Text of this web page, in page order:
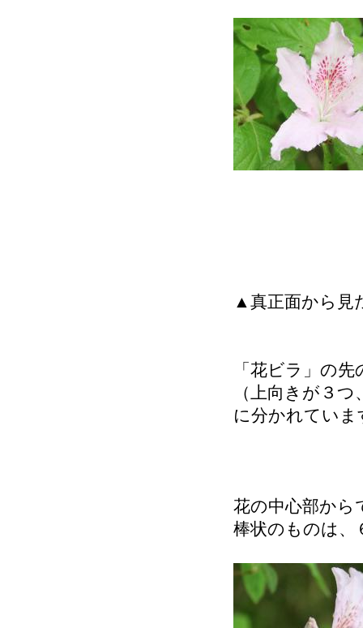
▲真正面から見
「花ビラ」の
（上向きが３
に分かれていま
花の中心部から
棒状のものは、